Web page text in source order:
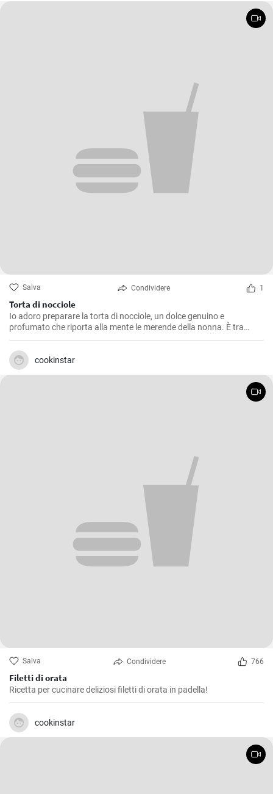
Salva Condividere 1
Torta di nocciole
Io adoro preparare la torta di nocciole, un dolce genuino e
profumato che riporta alla mente le merende della nonna. È tra
l'altro una ricetta molto semplice da realizzare, ma che regala grandi
soddisfazioni in termini di gusto. La nocciola ne è la protagonista
indiscussa, regalando un’aroma intenso e una piacevole
croccantezza.
cookinstar
Salva Condividere 766
Filetti di orata
Ricetta per cucinare deliziosi filetti di orata in padella!
cookinstar